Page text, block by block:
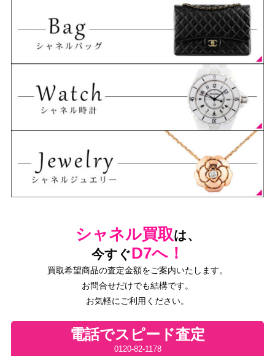
シャネル買取は、
今すぐD7へ！
買取希望商品の査定金額をご案内いたします。
お問合せだけでも結構です。
お気軽にご利用ください。
電話でスピード査定
0120-82-1178